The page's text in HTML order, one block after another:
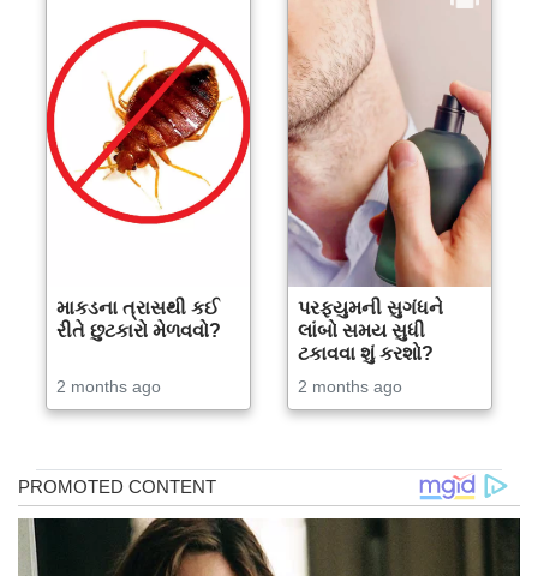
માકડના ત્રાસથી કઈ
રીતે છુટકારો મેળવવો?
2 months ago
પરફ્યુમની સુગંધને
લાંબો સમય સુધી
ટકાવવા શું કરશો?
2 months ago